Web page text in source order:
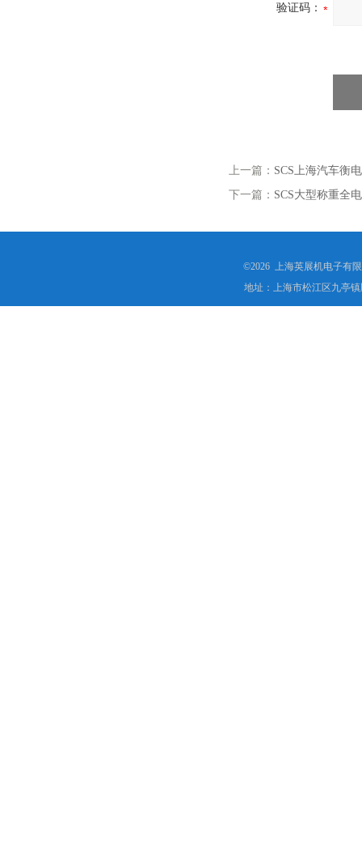
验证码：
上一篇： SCS上海汽车衡
下一篇： SCS大型称重全
©2026 上海英展机电子有
地址：上海市松江区九亭镇